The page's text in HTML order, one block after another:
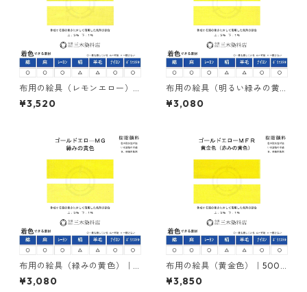
布用の絵具（レモンエロー）
｜500g｜ネオカラーエローＭ
３Ｇ｜樹脂顔料(ピグメントレ
¥3,520
布用の絵具（明るい緑みの黄
色）｜500g｜ネオカラーエロ
ーＭＧＲ｜樹脂顔料(ピグメン
¥3,080
布用の絵具（緑みの黄色）｜5
00g｜ネオカラーゴールドエ
ローＭＧ｜樹脂顔料(ピグメン
¥3,080
布用の絵具（黄金色）｜500g
｜ネオカラーゴールドエロー
ＭＦＲ｜樹脂顔料(ピグメント
¥3,850